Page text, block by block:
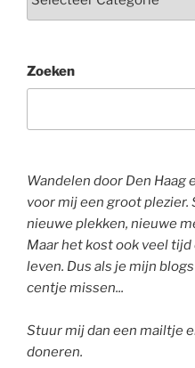
Zoeken
Wandelen door Den Haag
voor mij een groot
nieuwe plekken, nieuwe
Maar het kost ook veel tijd
leven. Dus als je mijn
centje missen...
Stuur mij dan een mailtje
doneren.